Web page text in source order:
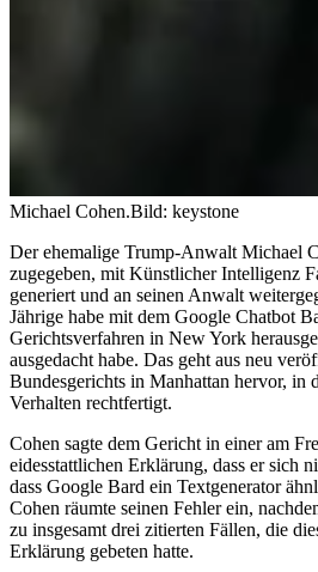
Michael Cohen.Bild: keystone
Der ehemalige Trump-Anwalt Michael
zugegeben, mit Künstlicher Intelligenz
generiert und an seinen Anwalt
Jährige habe mit dem Google Chatbot
Gerichtsverfahren in New York
ausgedacht habe. Das geht aus neu
Bundesgerichts in Manhattan hervor, in
Verhalten rechtfertigt.
Cohen sagte dem Gericht in einer am
eidesstattlichen Erklärung, dass er sich
dass Google Bard ein Textgenerator
Cohen räumte seinen Fehler ein,
zu insgesamt drei zitierten Fällen, die
Erklärung gebeten hatte.